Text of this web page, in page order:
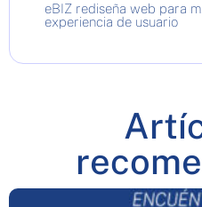
eBIZ rediseña web para
experiencia de usuario